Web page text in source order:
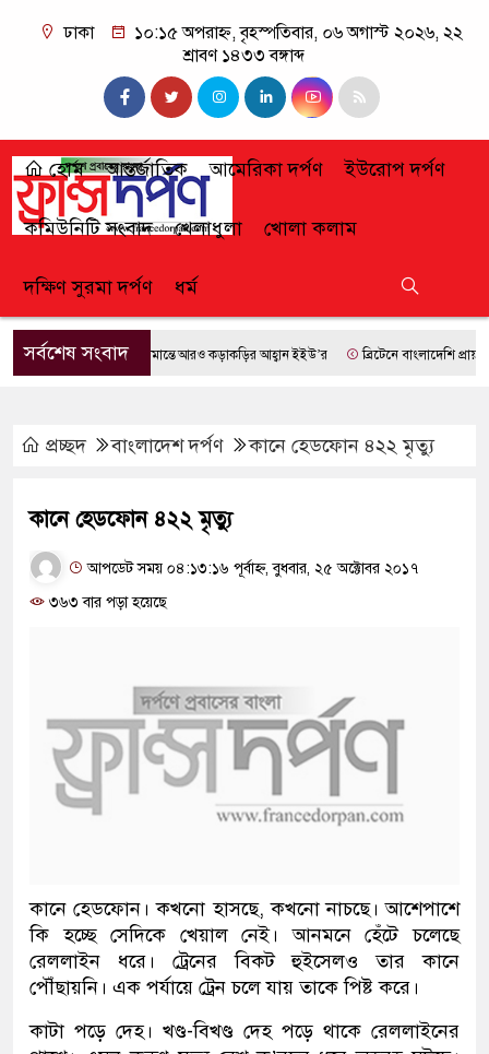
ঢাকা
১০:১৫ অপরাহ্ন, বৃহস্পতিবার, ০৬ অগাস্ট ২০২৬, ২২
শ্রাবণ ১৪৩৩ বঙ্গাব্দ
হোম আন্তর্জাতিক আমেরিকা দর্পণ ইউরোপ দর্পণ
কমিউনিটি সংবাদ খেলাধুলা খোলা কলাম
দক্ষিণ সুরমা দর্পণ ধর্ম
সর্বশেষ সংবাদসীমান্তে আরও কড়াকড়ির আহ্বান ইইউ’র ব্রিটেনে বাংলাদেশি প্রায় ৭ লাখ
প্রচ্ছদ বাংলাদেশ দর্পণ কানে হেডফোন ৪২২ মৃত্যু
কানে হেডফোন ৪২২ মৃত্যু
আপডেট সময় ০৪:১৩:১৬ পূর্বাহ্ন, বুধবার, ২৫ অক্টোবর ২০১৭
৩৬৩ বার পড়া হয়েছে
কানে হেডফোন। কখনো হাসছে, কখনো নাচছে। আশেপাশে
কি হচ্ছে সেদিকে খেয়াল নেই। আনমনে হেঁটে চলেছে
রেললাইন ধরে। ট্রেনের বিকট হুইসেলও তার কানে
পৌঁছায়নি। এক পর্যায়ে ট্রেন চলে যায় তাকে পিষ্ট করে।
কাটা পড়ে দেহ। খণ্ড-বিখণ্ড দেহ পড়ে থাকে রেললাইনের